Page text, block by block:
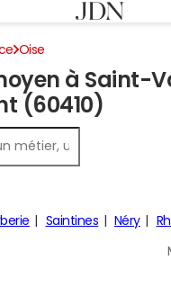
Oise
à Saint-
(60410)
Saintines Néry